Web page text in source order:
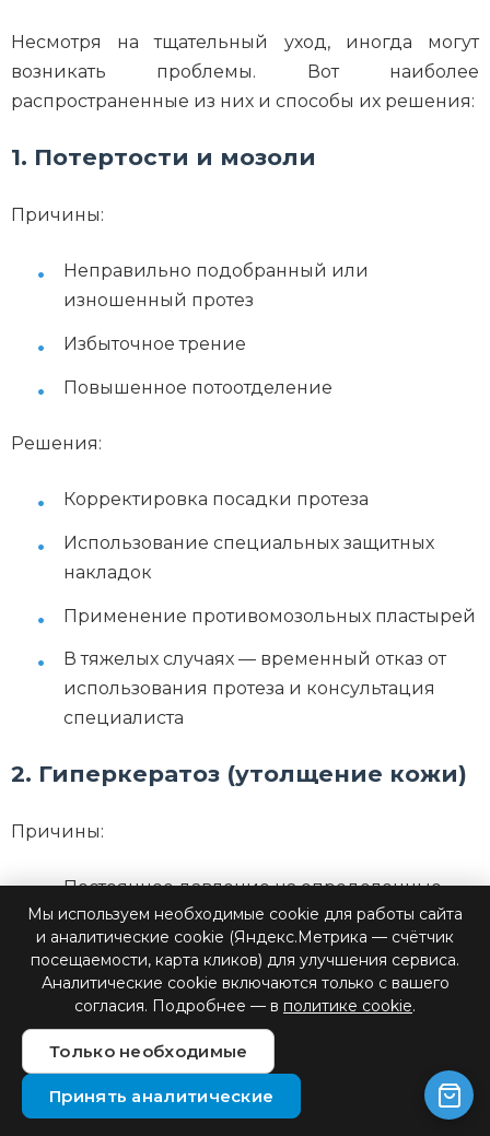
Несмотря на тщательный уход, иногда могут
возникать проблемы. Вот наиболее
распространенные из них и способы их решения:
1. Потертости и мозоли
Причины:
Неправильно подобранный или
изношенный протез
Избыточное трение
Повышенное потоотделение
Решения:
Корректировка посадки протеза
Использование специальных защитных
накладок
Применение противомозольных пластырей
В тяжелых случаях — временный отказ от
использования протеза и консультация
специалиста
2. Гиперкератоз (утолщение кожи)
Причины:
Постоянное давление на определенные
участки культи
Неравномерное распределение нагрузки
Решения:
Регулярное использование скрабов для
удаления омертвевших клеток кожи
Мы используем необходимые cookie для работы сайта
и аналитические cookie (Яндекс.Метрика — счётчик
посещаемости, карта кликов) для улучшения сервиса.
Аналитические cookie включаются только с вашего
согласия. Подробнее — в политике cookie.
Только необходимые
Принять аналитические